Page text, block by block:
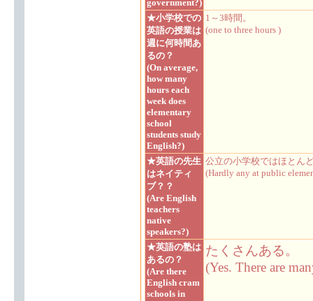
government?)
★小学校での
英語の授業は
週に何時間あ
るの？
(On average,
how many
hours each
week does
elementary
school
students study
English?)
1～3時間。
(one to three hours )
★英語の先生
はネイティ
ブ？？
(Are English
teachers
native
speakers?)
公立の小学校ではほとん
(Hardly any at public
★英語の塾は
あるの？
(Are there
English cram
schools in
たくさんある。
(Yes. There are